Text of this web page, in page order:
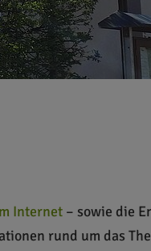
Internet – sowie die
rund um das